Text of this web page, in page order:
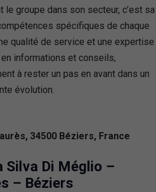
groupe dans son secteur, c’est sa
spécifiques de chaque
qualité de service et une expertise
informations et conseils,
à rester un pas en avant dans un
évolution.
34500 Béziers, France
Silva Di Méglio –
– Béziers